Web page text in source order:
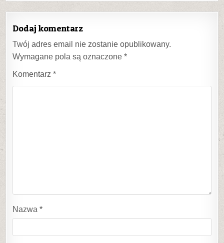
Dodaj komentarz
Twój adres email nie zostanie opublikowany.
Wymagane pola są oznaczone*
Komentarz*
Nazwa*